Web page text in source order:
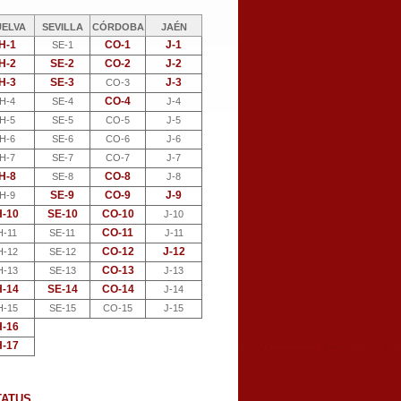
SEVILLA CÓRDOBA JAÉN
1 SE-1 CO-1
J-1
2
SE-2 CO-2
J-2
3
SE-3 CO-3 J-3
4 SE-4 CO-4
J-4
5
SE-5 CO-5
J-5
6
SE-6 CO-6
J-6
7
SE-7 CO-7 J-7
8 SE-8 CO-8
J-8
9
SE-9 CO-9
J-9
10
SE-10 CO-10
J-10
11
SE-11 CO-11
J-11
12
SE-12 CO-12 J-12
13 SE-13 CO-13 J-13
14 SE-14 CO-14
J-14
15
SE-15 CO-15 J-15
16
17